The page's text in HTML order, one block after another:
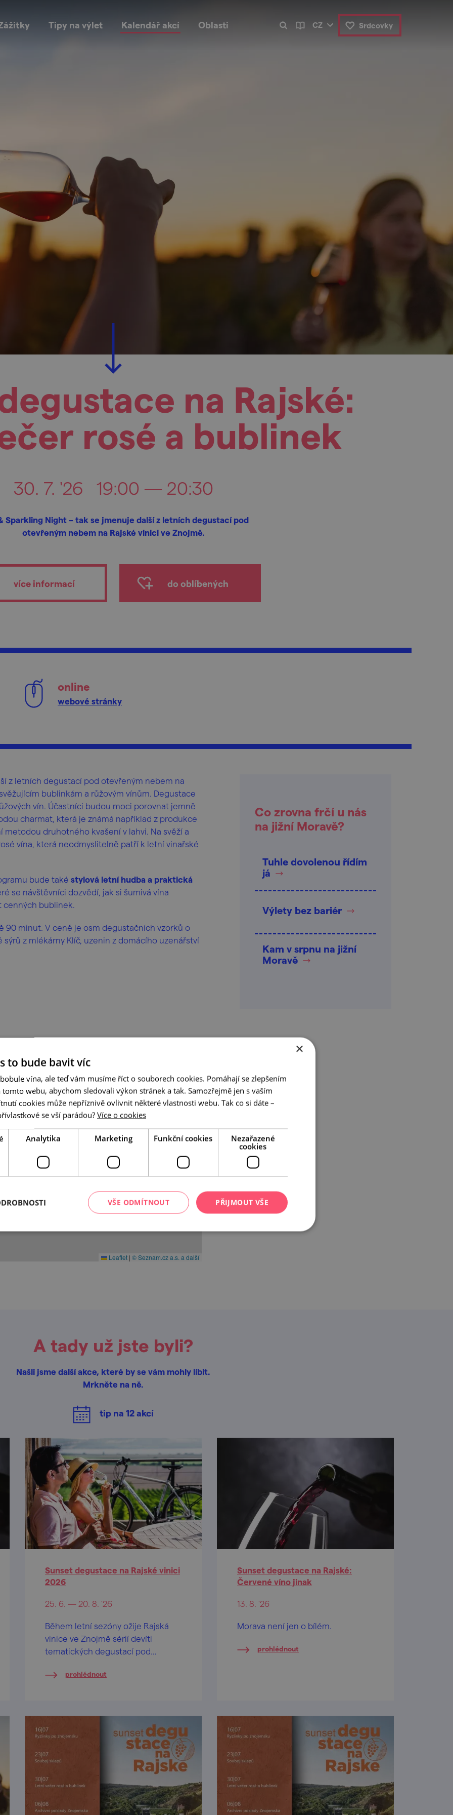
Tipy na výlet Kalendář akcí Oblasti CZ Srdcovky
na Rajské:
rosé a bublinek
30. 7. '26 19:00 — 20:30
Sparkling Night – tak se jmenuje další z letních degustací pod
otevřeným nebem na Rajské vinici ve Znojmě.
více informací do oblíbených
online
webové stránky
z letních degustací pod otevřeným nebem na
bublinkám a růžovým vínům. Degustace
vín. Účastníci budou moci porovnat jemně
charmat, která je známá například z produkce
druhotného kvašení v lahvi. Na svěží a
vína, která neodmyslitelně patří k letní vinařské
bude také stylová letní hudba a praktická
se návštěvníci dozvědí, jak si šumivá vína
cenných bublinek.
90 minut. V ceně je osm degustačních vzorků o
z mlékárny Klíč, uzenin z domácího uzenářství
Leaflet | © Seznam.cz a.s. a další
Co zrovna frčí u nás
na jižní Moravě?
Tuhle dovolenou řídím
já
Výlety bez bariér
Kam v srpnu na jižní
Moravě
A tady už jste byli?
Našli jsme další akce, které by se vám mohly líbit.
Mrkněte na ně.
tip na 12akcí
Sunset degustace na Rajské vinici
2026
25. 6. — 20. 8. '26
Během letní sezóny ožije Rajská
vinice ve Znojmě sérií devíti
tematických degustací pod
prohlédnout
Sunset degustace na Rajské:
Červené víno jinak
13. 8. '26
Morava není jen o bílém.
prohlédnout
×
to bude bavit víc
vína, ale teď vám musíme říct o souborech cookies. Pomáhají se zlepšením
tomto webu, abychom sledovali výkon stránek a tak. Samozřejmě jen s vaším
cookies může nepříznivě ovlivnit některé vlastnosti webu. Tak co si dáte –
se vší parádou? Více o cookies
Analytika Marketing Funkční cookies
Nezařazené
cookies
PŘIJMOUT VŠE
VŠE ODMÍTNOUT